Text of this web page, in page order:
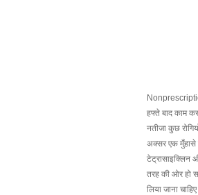
हफ्ते बाद काम
नतीजा कुछ
अक्सर एक मुँहासे
टेट्रासाइक्लिन
तरह की ओर हो
लिया जाना